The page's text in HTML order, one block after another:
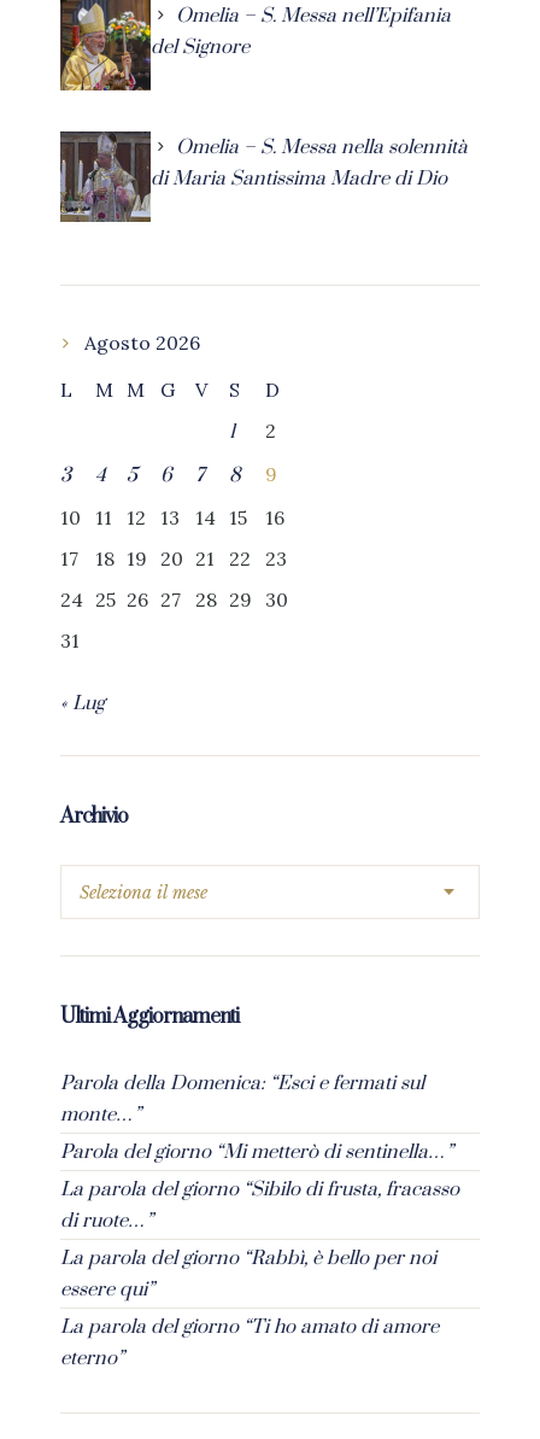
Omelia – S. Messa nell’Epifania
del Signore
Omelia – S. Messa nella solennità
di Maria Santissima Madre di Dio
Agosto 2026
L
M M G V S
D
1
2
3
4 5 6 7 8
9
10
11 12 13 14 15
16
17
18 19 20 21 22
23
24 25 26 27 28 29
30
31
« Lug
Archivio
Ultimi Aggiornamenti
Parola della Domenica: “Esci e fermati sul
monte…”
Parola del giorno “Mi metterò di sentinella…”
La parola del giorno “Sibilo di frusta, fracasso
di ruote…”
La parola del giorno “Rabbì, è bello per noi
essere qui”
La parola del giorno “Ti ho amato di amore
eterno”